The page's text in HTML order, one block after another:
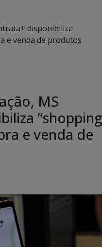
disponibiliza
e venda de produtos
MS
“shopping
e venda de